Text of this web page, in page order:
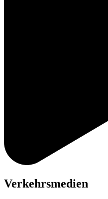
Verkehrsmedien